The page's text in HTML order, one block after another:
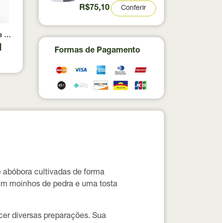
Dourada Souly 100g
Titanium 300g
R$75,10 Conferir
Formas de Pagamento
cultivadas de forma
moinhos de pedra e uma tosta
diversas preparações. Sua